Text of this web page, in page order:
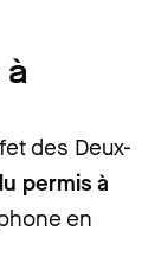
des Deux-
permis à
en